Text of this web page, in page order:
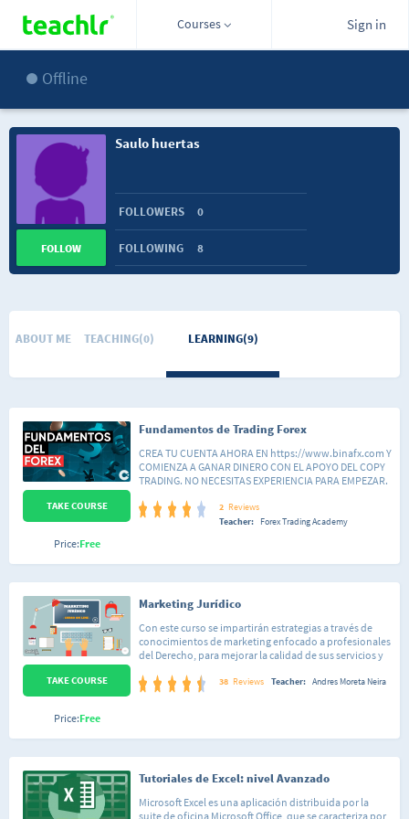
Courses Sign in
Offline
Saulo huertas
FOLLOWERS 0
FOLLOWING 8
FOLLOW
ABOUT ME TEACHING(0) LEARNING(9)
Fundamentos de Trading Forex
CREA TU CUENTA AHORA EN https://www.binafx.com Y
COMIENZA A GANAR DINERO CON EL APOYO DEL COPY
TRADING. NO NECESITAS EXPERIENCIA PARA EMPEZAR.
que copiar las operaciones de otros traders expertos.
Hay más de 6,000 traders que puedes copiar sus
esenciales para entender los mercados bursátiles. Te
2 Reviews
Teacher:
Forex Trading Academy
TAKE COURSE
Price:Free
Marketing Jurídico
Con este curso se impartirán estrategias a través de
conocimientos de marketing enfocado a profesionales
del Derecho, para mejorar la calidad de sus servicios y
aprender con material 100% auditovisual e interactivo,
las siguientes lecciones: 1. Marketing de Servicios2.
Clientes6. Marca Personal del Abogado
38 Reviews Teacher: Andres Moreta Neira
TAKE COURSE
Price:Free
Tutoriales de Excel: nivel Avanzado
Microsoft Excel es una aplicación distribuida por la
suite de oficina Microsoft Office, que se caracteriza por